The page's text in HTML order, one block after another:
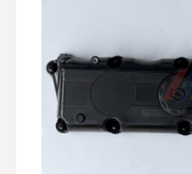
Prodotti